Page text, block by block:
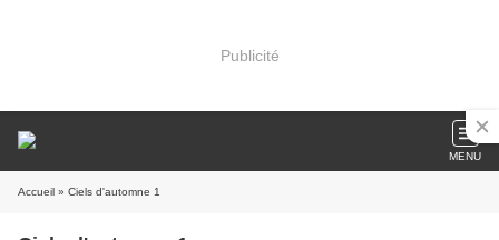
Publicité
MENU
Accueil » Ciels d'automne 1